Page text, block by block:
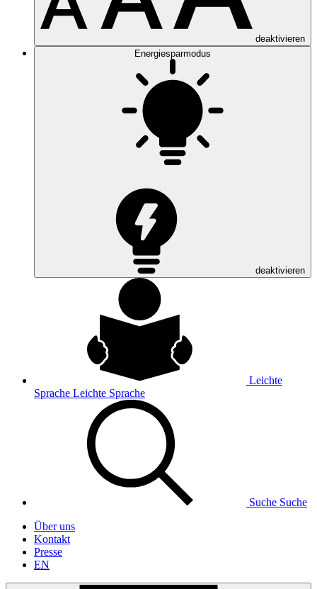
deaktivieren
Energiesparmodus
deaktivieren
Leichte
Sprache Leichte Sprache
Suche Suche
Über uns
Kontakt
Presse
EN